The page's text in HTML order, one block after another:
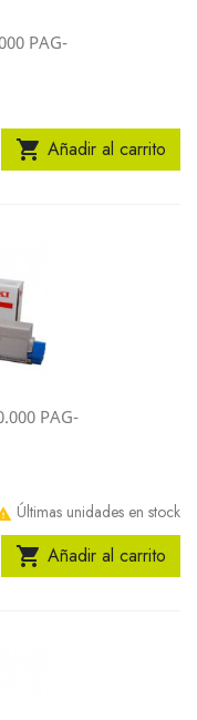
PAG-
 Añadir al carrito
PAG-
Últimas unidades en stock
 Añadir al carrito